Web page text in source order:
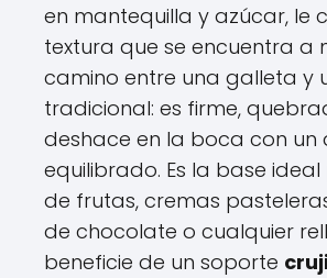
en mantequilla y azúcar, le
textura que se encuentra a
camino entre una galleta y
tradicional: es firme,
deshace en la boca con un
equilibrado. Es la base
de frutas, cremas
de chocolate o cualquier
beneficie de un soporte